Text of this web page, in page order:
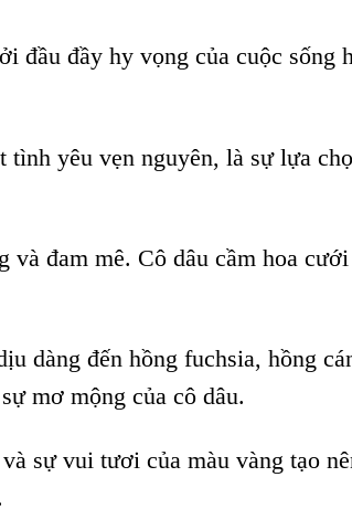
đầu đầy hy vọng của cuộc sống
yêu vẹn nguyên, là sự lựa
đam mê. Cô dâu cầm hoa
dàng đến hồng fuchsia, hồng
mơ mộng của cô dâu.
sự vui tươi của màu vàng tạo